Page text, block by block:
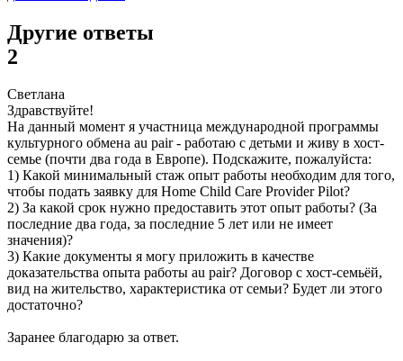
Другие ответы
2
Светлана
Здравствуйте!
На данный момент я участница международной программы
культурного обмена au pair - работаю с детьми и живу в хост-
семье (почти два года в Европе). Подскажите, пожалуйста:
1) Какой минимальный стаж опыт работы необходим для того,
чтобы подать заявку для Home Child Care Provider Pilot?
2) За какой срок нужно предоставить этот опыт работы? (За
последние два года, за последние 5 лет или не имеет
значения)?
3) Какие документы я могу приложить в качестве
доказательства опыта работы au pair? Договор с хост-семьёй,
вид на жительство, характеристика от семьи? Будет ли этого
достаточно?
Заранее благодарю за ответ.